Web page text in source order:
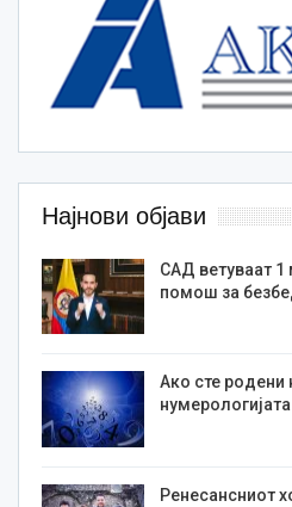
Најнови објави
САД ветуваат
помош за
Ако сте родени
Ренесансниот